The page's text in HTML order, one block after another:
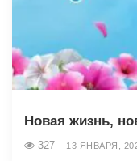
Новая жизнь,
327 13 ЯНВАРЯ,